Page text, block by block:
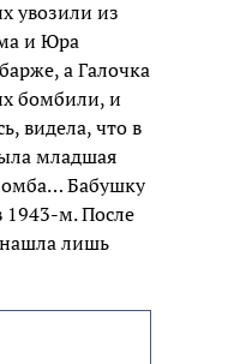
увозили из
и Юра
а Галочка
бомбили, и
видела, что в
младшая
Бабушку
1943-м. После
лишь